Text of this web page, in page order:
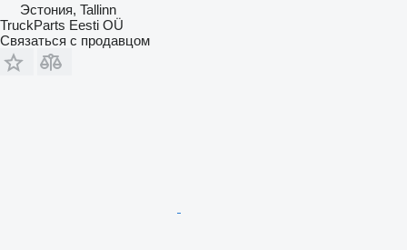
Эстония, Tallinn
TruckParts Eesti OÜ
Связаться с продавцом